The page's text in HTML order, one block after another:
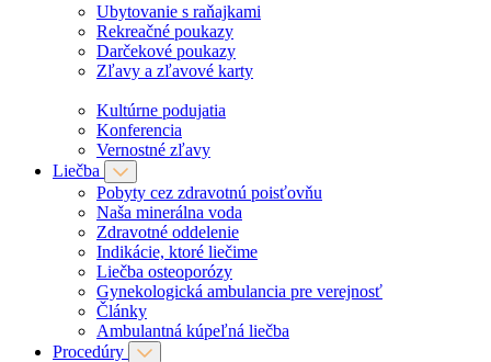
Ubytovanie s raňajkami
Rekreačné poukazy
Darčekové poukazy
Zľavy a zľavové karty
Kultúrne podujatia
Konferencia
Vernostné zľavy
Liečba
Pobyty cez zdravotnú poisťovňu
Naša minerálna voda
Zdravotné oddelenie
Indikácie, ktoré liečime
Liečba osteoporózy
Gynekologická ambulancia pre verejnosť
Články
Ambulantná kúpeľná liečba
Procedúry